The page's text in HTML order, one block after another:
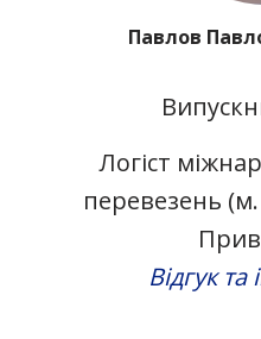
Павлов
Логіст
перевезень
Відгук